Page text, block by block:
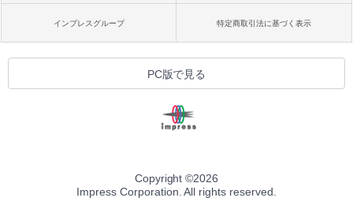
インプレスグループ 特定商取引法に基づく表示
PC版で見る
Copyright ©2026
Impress Corporation. All rights reserved.